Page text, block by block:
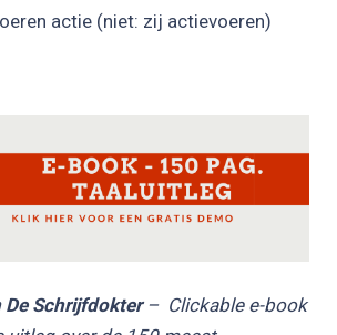
actie (niet: zij actievoeren)
Schrijfdokter– Clickable e-book